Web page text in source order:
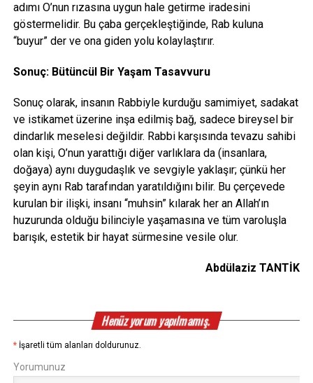
adımı O’nun rızasına uygun hale getirme iradesini
göstermelidir. Bu çaba gerçekleştiğinde, Rab kuluna
“buyur” der ve ona giden yolu kolaylaştırır.
Sonuç: Bütüncül Bir Yaşam Tasavvuru
Sonuç olarak, insanın Rabbiyle kurduğu samimiyet, sadakat
ve istikamet üzerine inşa edilmiş bağ, sadece bireysel bir
dindarlık meselesi değildir. Rabbi karşısında tevazu sahibi
olan kişi, O’nun yarattığı diğer varlıklara da (insanlara,
doğaya) aynı duygudaşlık ve sevgiyle yaklaşır; çünkü her
şeyin aynı Rab tarafından yaratıldığını bilir. Bu çerçevede
kurulan bir ilişki, insanı “muhsin” kılarak her an Allah’ın
huzurunda olduğu bilinciyle yaşamasına ve tüm varoluşla
barışık, estetik bir hayat sürmesine vesile olur.
Abdülaziz TANTİK
Henüz yorum yapılmamış.
* İşaretli tüm alanları doldurunuz.
Yorumunuz